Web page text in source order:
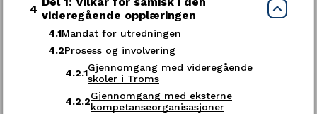
Send oss faktura
Kontakt oss
Postadresse
Troms fylkeskommune
Detaljer Om
4 videregående opplæringen
Lukk
4.1Mandat for utredningen
4.2Prosess og involvering
4.2.1Gjennomgang med videregående
skoler i Troms
4.2.2Gjennomgang med eksterne
kompetanseorganisasjoner